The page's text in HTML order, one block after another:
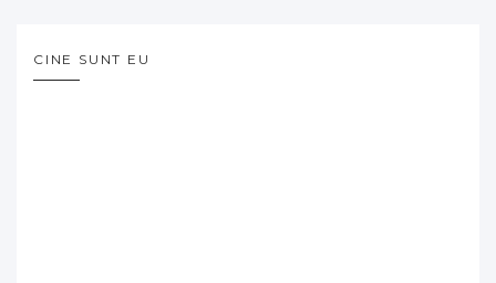
CINE SUNT EU